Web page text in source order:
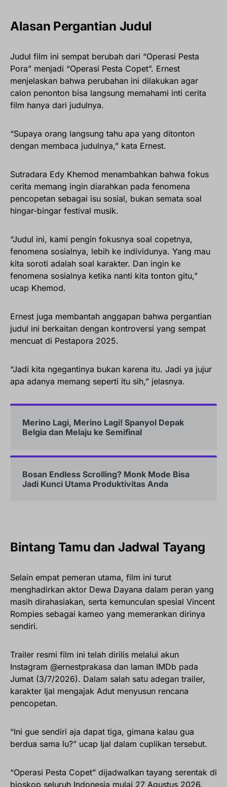
Alasan Pergantian Judul
Judul film ini sempat berubah dari “Operasi Pesta
Pora” menjadi “Operasi Pesta Copet”. Ernest
menjelaskan bahwa perubahan ini dilakukan agar
calon penonton bisa langsung memahami inti cerita
film hanya dari judulnya.
“Supaya orang langsung tahu apa yang ditonton
dengan membaca judulnya,” kata Ernest.
Sutradara Edy Khemod menambahkan bahwa fokus
cerita memang ingin diarahkan pada fenomena
pencopetan sebagai isu sosial, bukan semata soal
hingar-bingar festival musik.
“Judul ini, kami pengin fokusnya soal copetnya,
fenomena sosialnya, lebih ke individunya. Yang mau
kita soroti adalah soal karakter. Dan ingin ke
fenomena sosialnya ketika nanti kita tonton gitu,”
ucap Khemod.
Ernest juga membantah anggapan bahwa pergantian
judul ini berkaitan dengan kontroversi yang sempat
mencuat di Pestapora 2025.
“Jadi kita ngegantinya bukan karena itu. Jadi ya jujur
apa adanya memang seperti itu sih,” jelasnya.
Merino Lagi, Merino Lagi! Spanyol Depak
Belgia dan Melaju ke Semifinal
Bosan Endless Scrolling? Monk Mode Bisa
Jadi Kunci Utama Produktivitas Anda
Bintang Tamu dan Jadwal Tayang
Selain empat pemeran utama, film ini turut
menghadirkan aktor Dewa Dayana dalam peran yang
masih dirahasiakan, serta kemunculan spesial Vincent
Rompies sebagai kameo yang memerankan dirinya
sendiri.
Trailer resmi film ini telah dirilis melalui akun
Instagram @ernestprakasa dan laman IMDb pada
Jumat (3/7/2026). Dalam salah satu adegan trailer,
karakter Ijal mengajak Adut menyusun rencana
pencopetan.
“Ini gue sendiri aja dapat tiga, gimana kalau gua
berdua sama lu?” ucap Ijal dalam cuplikan tersebut.
“Operasi Pesta Copet” dijadwalkan tayang serentak di
bioskop seluruh Indonesia mulai 27 Agustus 2026.